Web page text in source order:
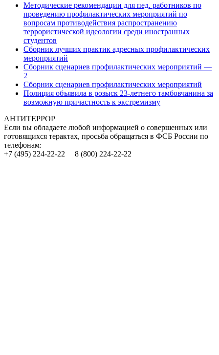
Методические рекомендации для пед. работников по
проведению профилактических мероприятий по
вопросам противодействия распространению
террористической идеологии среди иностранных
студентов
Сборник лучших практик адресных профилактических
мероприятий
Сборник сценариев профилактических мероприятий —
2
Сборник сценариев профилактических мероприятий
Полиция объявила в розыск 23-летнего тамбовчанина за
возможную причастность к экстремизму
АНТИТЕРРОР
Если вы обладаете любой информацией о совершенных или
готовящихся терактах, просьба обращаться в ФСБ России по
телефонам:
+7 (495) 224-22-22 8 (800) 224-22-22